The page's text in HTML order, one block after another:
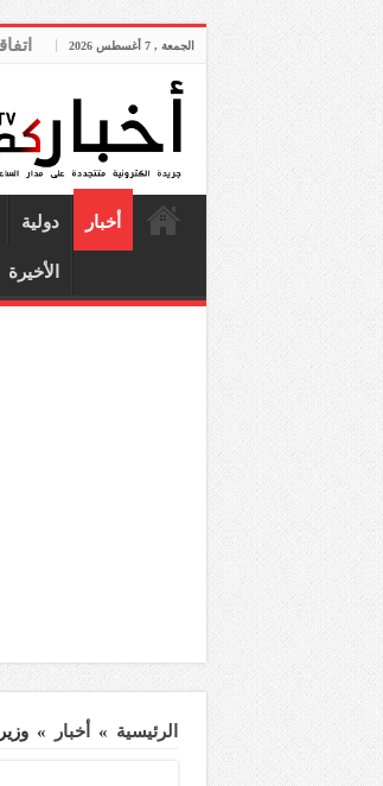
الجمعة , 7 أغسطس 2026
أخبار دولية
الأخيرة
الرئيسية » أخبار »